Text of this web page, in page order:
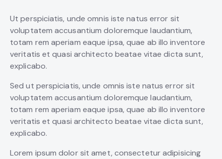
Ut perspiciatis, unde omnis iste natus error sit
voluptatem accusantium doloremque laudantium,
totam rem aperiam eaque ipsa, quae ab illo inventore
veritatis et quasi architecto beatae vitae dicta sunt,
explicabo.
Sed ut perspiciatis, unde omnis iste natus error sit
voluptatem accusantium doloremque laudantium,
totam rem aperiam eaque ipsa, quae ab illo inventore
veritatis et quasi architecto beatae vitae dicta sunt,
explicabo.
Lorem ipsum dolor sit amet, consectetur adipisicing